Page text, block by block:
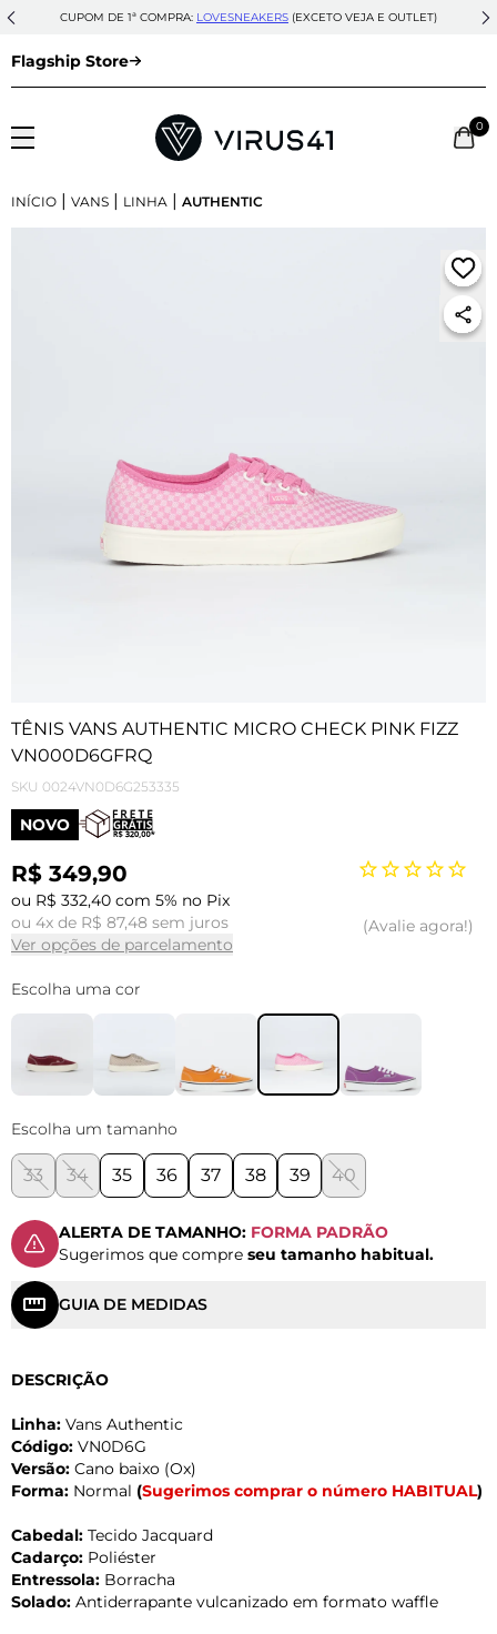
CUPOM DE 1ª COMPRA: LOVESNEAKERS (EXCETO VEJA E OUTLET)
Flagship Store
0
INÍCIO | VANS | LINHA | AUTHENTIC
NOVO
TÊNIS VANS AUTHENTIC MICRO CHECK PINK FIZZ
VN000D6GFRQ
SKU 0024VN0D6G253335
R$ 349,90
ou R$ 332,40 com 5% no Pix
ou 4x de R$ 87,48 sem juros
Ver opções de parcelamento
Avalie agora!
Escolha uma cor
Escolha um tamanho
33 34 35 36 37 38 39 40
ALERTA DE TAMANHO: FORMA PADRÃO
Sugerimos que compre seu tamanho habitual.
GUIA DE MEDIDAS
DESCRIÇÃO
Linha: Vans Authentic
Código: VN0D6G
Versão: Cano baixo (Ox)
Forma: Normal (Sugerimos comprar o número HABITUAL)
Cabedal: Tecido Jacquard
Cadarço: Poliéster
Entressola: Borracha
Solado: Antiderrapante vulcanizado em formato waffle